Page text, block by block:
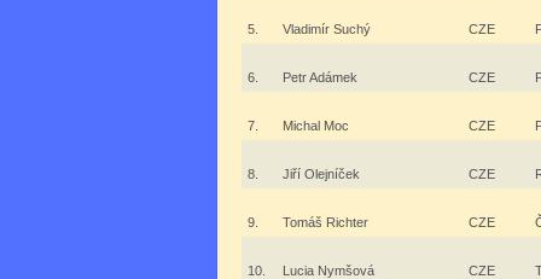
5. Vladimír Suchý CZE
6. Petr Adámek CZE
7. Michal Moc CZE
8. Jiří Olejníček CZE
9. Tomáš Richter CZE
10. Lucia Nymšová CZE